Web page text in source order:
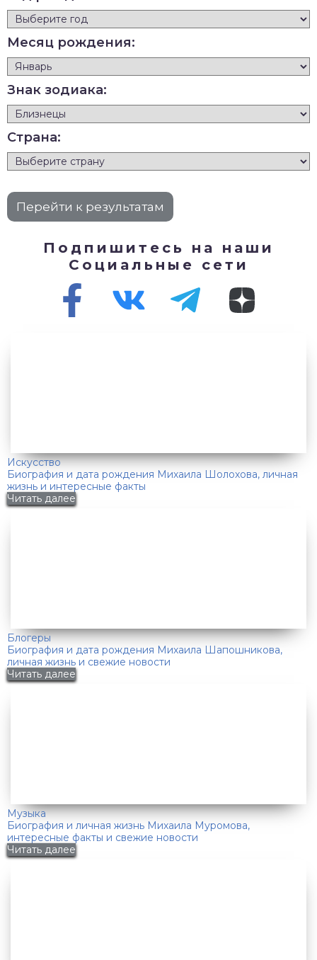
Месяц рождения:
Знак зодиака:
Страна:
Подпишитесь на наши
Социальные сети
Искусство
Биография и дата рождения Михаила Шолохова, личная
жизнь и интересные факты
Читать далее
Блогеры
Биография и дата рождения Михаила Шапошникова,
личная жизнь и свежие новости
Читать далее
Музыка
Биография и личная жизнь Михаила Муромова,
интересные факты и свежие новости
Читать далее